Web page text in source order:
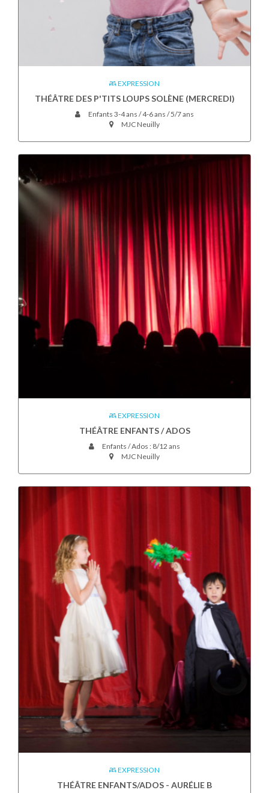
EXPRESSION
THÉÂTRE DES P'TITS LOUPS SOLÈNE (MERCREDI)
Enfants 3-4 ans / 4-6 ans / 5/7 ans
MJC Neuilly
EXPRESSION
THÉÂTRE ENFANTS / ADOS
Enfants / Ados : 8/12 ans
MJC Neuilly
EXPRESSION
THÉÂTRE ENFANTS/ADOS - AURÉLIE B